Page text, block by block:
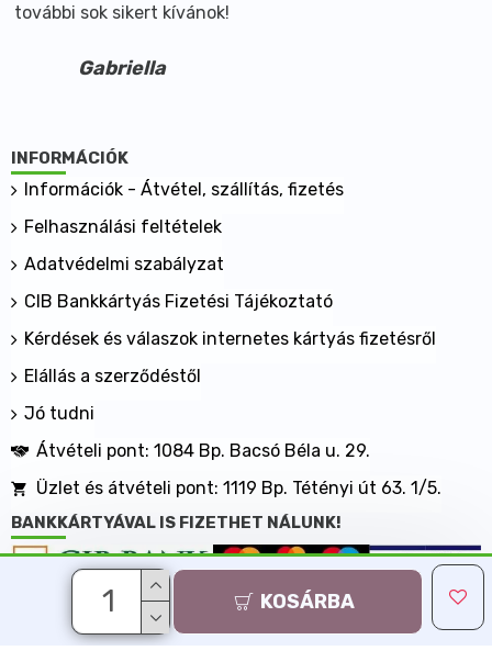
KOSÁRBA
további sok sikert kívánok!
Gabriella
INFORMÁCIÓK
Információk - Átvétel, szállítás, fizetés
Felhasználási feltételek
Adatvédelmi szabályzat
CIB Bankkártyás Fizetési Tájékoztató
Kérdések és válaszok internetes kártyás fizetésről
Elállás a szerződéstől
Jó tudni
Átvételi pont: 1084 Bp. Bacsó Béla u. 29.
Üzlet és átvételi pont: 1119 Bp. Tétényi út 63. 1/5.
BANKKÁRTYÁVAL IS FIZETHET NÁLUNK!
Minden jog fenntartva, MaxShopping Kft. 2013-2026
Árukereső.hu